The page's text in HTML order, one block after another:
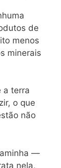
de
menos
minerais
a terra
o que
não
—
nela,